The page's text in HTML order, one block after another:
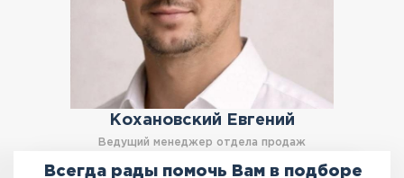
Кохановский Евгений
Ведущий менеджер отдела продаж
Всегда рады помочь Вам в подборе